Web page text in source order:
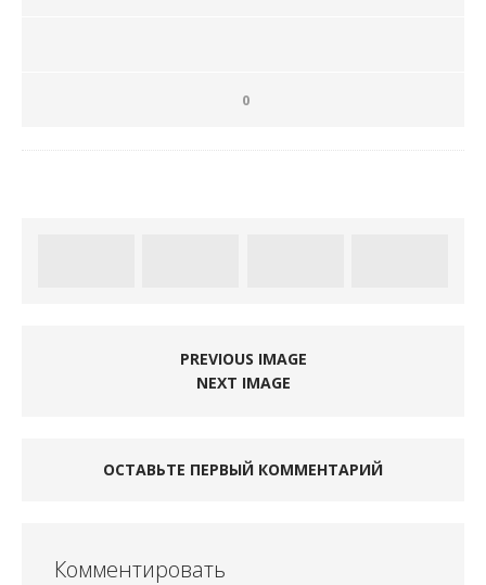
0
PREVIOUS IMAGE
NEXT IMAGE
ОСТАВЬТЕ ПЕРВЫЙ КОММЕНТАРИЙ
Комментировать